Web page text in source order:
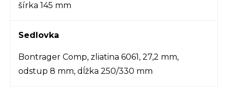
šírka 145 mm
Sedlovka
Bontrager Comp, zliatina 6061, 27,2 mm,
odstup 8 mm, dĺžka 250/330 mm